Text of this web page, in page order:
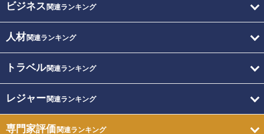
ビジネス 関連ランキング
人材関連ランキング
トラベル関連ランキング
レジャー関連ランキング
専門家評価関連ランキング